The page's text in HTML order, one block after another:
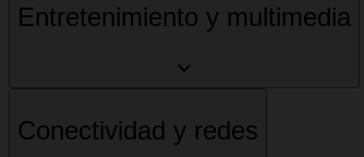
Entretenimiento y multimedia
Conectividad y redes